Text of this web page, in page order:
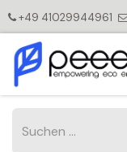
+49 41029944961